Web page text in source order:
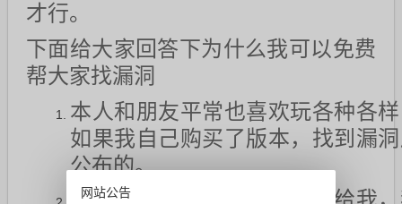
才行。
下面给大家回答下为什么我可以免费
帮大家找漏洞
本人和朋友平常也喜欢玩各种各
如果我自己购买了版本，找到漏
公布的。
如果大家购买好版本以后发给我
网站公告